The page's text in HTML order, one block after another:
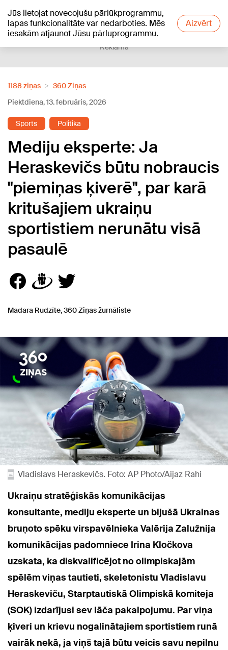
Jūs lietojat novecojušu pārlūkprogrammu,
lapas funkcionalitāte var nedarboties. Mēs
iesakām atjaunot Jūsu pārluprogrammu.
Aizvērt
+18°C
Reklāma
1188 ziņas
360 Ziņas
Piektdiena, 13. februāris, 2026
Sports Politika
Mediju eksperte: Ja
Heraskevičs būtu nobraucis
"piemiņas ķiverē", par karā
kritušajiem ukraiņu
sportistiem nerunātu visā
pasaulē
Madara Rudzīte, 360 Ziņas žurnāliste
Vladislavs Heraskevičs. Foto: AP Photo/Aijaz Rahi
Ukraiņu stratēģiskās komunikācijas
konsultante, mediju eksperte un bijušā Ukrainas
bruņoto spēku virspavēlnieka Valērija Zalužnija
komunikācijas padomniece Irina Kločkova
uzskata, ka diskvalificējot no olimpiskajām
spēlēm viņas tautieti, skeletonistu Vladislavu
Heraskeviču, Starptautiskā Olimpiskā komiteja
(SOK) izdarījusi sev lāča pakalpojumu. Par viņa
ķiveri un krievu nogalinātajiem sportistiem runā
vairāk nekā, ja viņš tajā būtu veicis savu nepilnu